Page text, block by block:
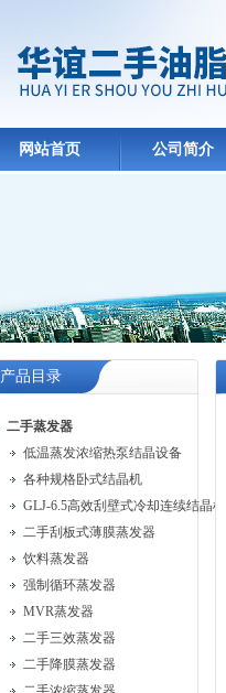
网站首页 公司简介
产品目录
二手蒸发器
低温蒸发浓缩热泵结晶设备
各种规格卧式结晶机
GLJ-6.5高效刮壁式冷却连续结晶机
二手刮板式薄膜蒸发器
饮料蒸发器
强制循环蒸发器
MVR蒸发器
二手三效蒸发器
二手降膜蒸发器